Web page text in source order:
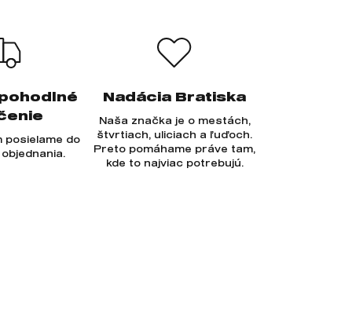
posielame do
Nadácia Bratiska
Naša značka je o mestách,
štvrtiach, uliciach a ľuďoch.
Preto pomáhame práve tam,
kde to najviac potrebujú.